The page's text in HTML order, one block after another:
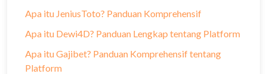
Apa itu JeniusToto? Panduan Komprehensif
Apa itu Dewi4D? Panduan Lengkap tentang Platform
Apa itu Gajibet? Panduan Komprehensif tentang
Platform